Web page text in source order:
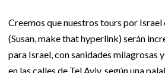
Creemos que nuestros tours por
(Susan, make that hyperlink) serán
para Israel, con sanidades milagrosas
en las calles de Tel Aviv, según una